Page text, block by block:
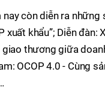
còn diễn ra những
khẩu”; Diễn đàn:
thương giữa
OCOP 4.0 - Cùng